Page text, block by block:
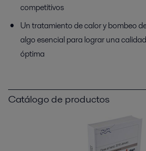
competitivos
Un tratamiento de calor y bombeo
algo esencial para lograr una
óptima
Catálogo de productos